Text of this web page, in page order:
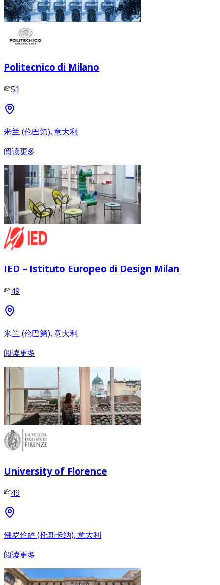
Politecnico di Milano
51
米兰 (伦巴第), 意大利
阅读更多
IED – Istituto Europeo di Design Milan
49
米兰 (伦巴第), 意大利
阅读更多
University of Florence
49
佛罗伦萨 (托斯卡纳), 意大利
阅读更多